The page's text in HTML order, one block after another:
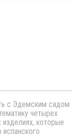
с Эдемским садом
четырех
которые
испанского